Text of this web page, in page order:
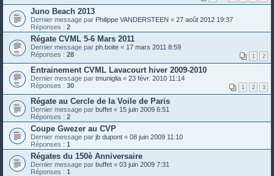
Juno Beach 2013
Dernier message par Philippe VANDERSTEEN « 27 août 2012 19:37
Réponses : 2
Régate CVML 5-6 Mars 2011
Dernier message par ph.boite « 17 mars 2011 8:59
Réponses : 28 1 2
Entrainement CVML Lavacourt hiver 2009-2010
Dernier message par tmuniglia « 23 févr. 2010 11:14
Réponses : 30 1 2 3
Régate au Cercle de la Voile de Paris
Dernier message par buffet « 15 juin 2009 6:51
Réponses : 2
Coupe Gwezer au CVP
Dernier message par jb dupont « 08 juin 2009 11:10
Réponses : 1
Régates du 150è Anniversaire
Dernier message par buffet « 03 juin 2009 7:31
Réponses : 1